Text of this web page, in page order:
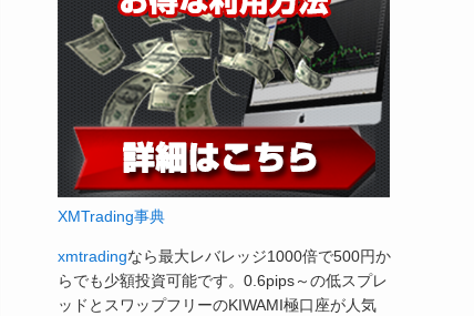
XMTrading事典
xmtradingなら最大レバレッジ1000倍で500円か
らでも少額投資可能です。0.6pips～の低スプレ
ッドとスワップフリーのKIWAMI極口座が人気